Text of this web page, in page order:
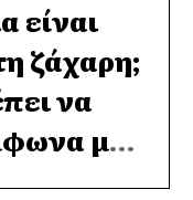
είναι
ζάχαρη;
να
με